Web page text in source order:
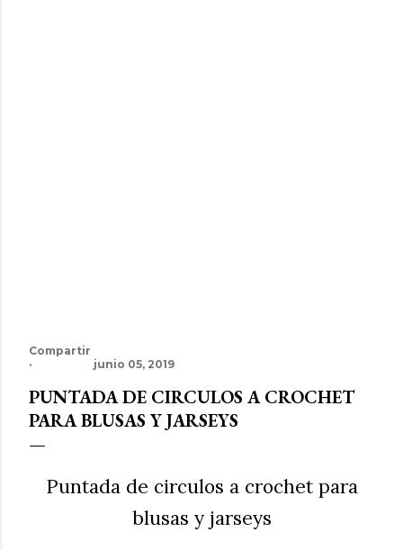
Compartir
junio 05, 2019
PUNTADA DE CIRCULOS A CROCHET
PARA BLUSAS Y JARSEYS
Puntada de circulos a crochet para
blusas y jarseys